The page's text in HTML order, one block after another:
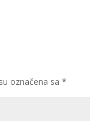
označena sa*